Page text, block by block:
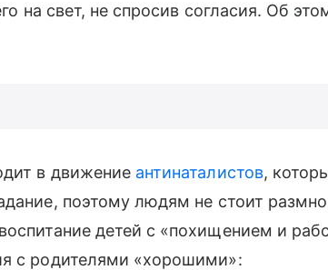
на свет, не спросив согласия. Об
в движение антинаталистов,
поэтому людям не стоит
детей с «похищением и
с родителями «хорошими»: